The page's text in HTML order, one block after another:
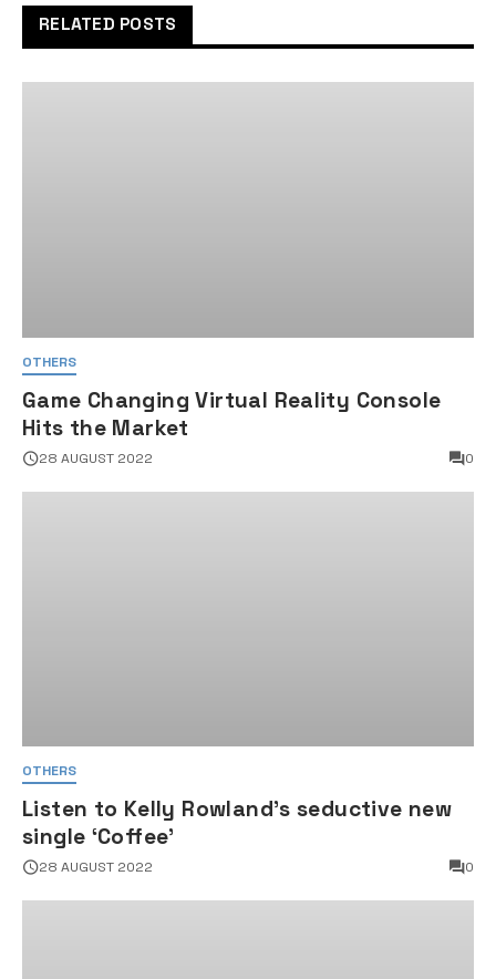
RELATED POSTS
OTHERS
Game Changing Virtual Reality Console
Hits the Market
28 AUGUST 2022 0
OTHERS
Listen to Kelly Rowland’s seductive new
single ‘Coffee’
28 AUGUST 2022 0